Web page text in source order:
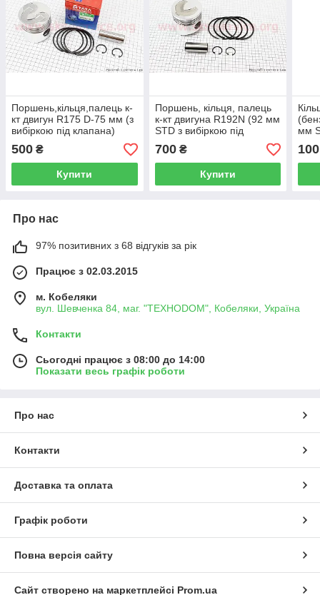
Поршень,кільця,палець к-
кт двигун R175 D-75 мм (з
вибіркою під клапана)
500 ₴
Купити
Поршень, кільця, палець
к-кт двигуна R192N (92 мм
STD з вибіркою під
клапана)
700₴
Купити
мм
100
Про нас
97% позитивних з 68 відгуків за рік
Працює з 02.03.2015
м. Кобеляки
вул. Шевченка 84, маг. "ТЕХНОDOM", Кобеляки, Україна
Контакти
Сьогодні працює з 08:00 до 14:00
Показати весь графік роботи
Про нас
Контакти
Доставка та оплата
Графік роботи
Повна версія сайту
Сайт створено на маркетплейсі Prom.ua